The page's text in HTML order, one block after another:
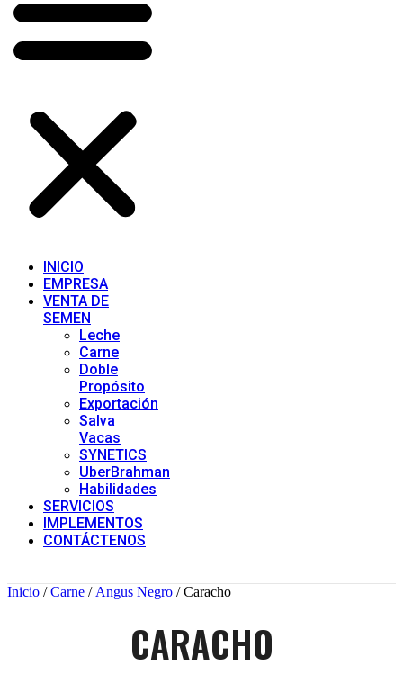
INICIO
EMPRESA
VENTA DE
SEMEN
Leche
Carne
Doble
Propósito
Exportación
Salva
Vacas
SYNETICS
UberBrahman
Habilidades
SERVICIOS
IMPLEMENTOS
CONTÁCTENOS
Inicio /Carne / Angus Negro / Caracho
CARACHO